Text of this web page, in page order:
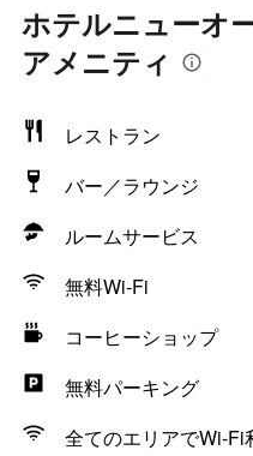
ホテルニューオ
アメニティ
レストラン
バー／ラウンジ
ルームサービス
無料Wi-Fi
コーヒーショップ
無料パーキング
全てのエリアでWi-Fi